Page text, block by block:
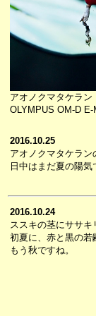
アオノクマタケラン
OLYMPUS OM-D
2016.10.25
アオノクマタケラン
日中はまだ夏の陽気
2016.10.24
ススキの茎にササキ
初夏に、赤と黒の若
もう秋ですね。